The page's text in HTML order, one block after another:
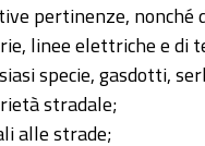
pertinenze,
linee elettriche e di
specie, gasdotti,
stradale;
alle strade;